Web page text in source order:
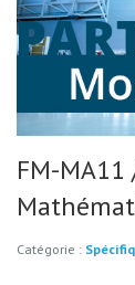
FM-MA11
Catégorie :